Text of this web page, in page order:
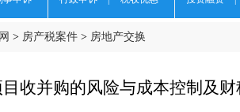
> 房产税案件 > 房地产交换
收并购的风险与成本控制及